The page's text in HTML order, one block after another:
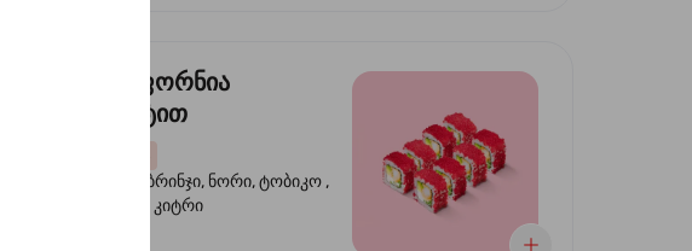
კალიფორნია
კრევეტით
კრევეტი, ბრინჯი, ნორი, ტობიკო ,
ავოკადო, კიტრი